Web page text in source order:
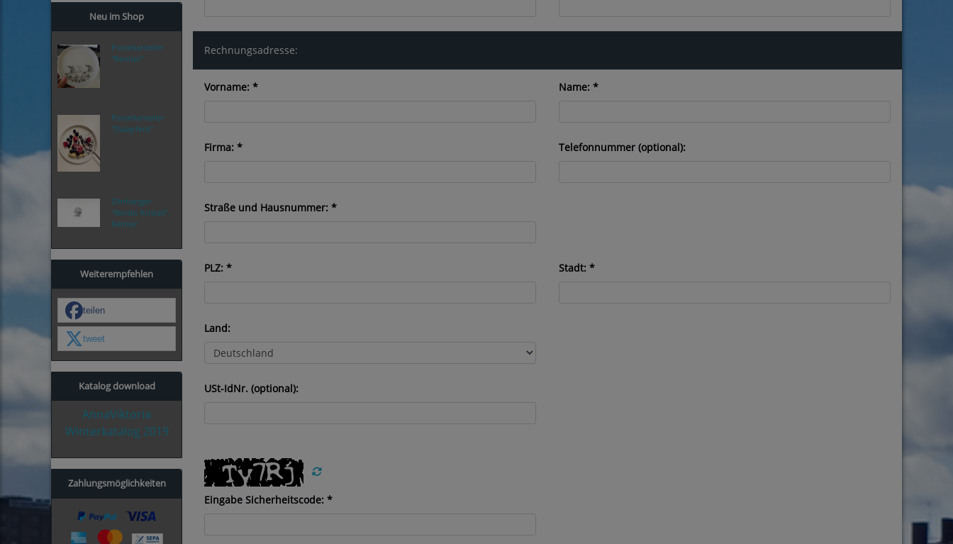
Neu im Shop
Porzellanteller
"Rentier"
Porzellanteller
"Dalapferd"
Ohrhänger
"Nordic Kristall",
Rentier
Weiterempfehlen
teilen
tweet
Katalog download
AnnaViktoria
Winterkatalog 2019
Zahlungsmöglichkeiten
Rechnungsadresse:
Vorname: * Name: *
Firma: * Telefonnummer (optional):
Straße und Hausnummer: *
PLZ: * Stadt: *
Land:
USt-IdNr. (optional):
Eingabe Sicherheitscode: *